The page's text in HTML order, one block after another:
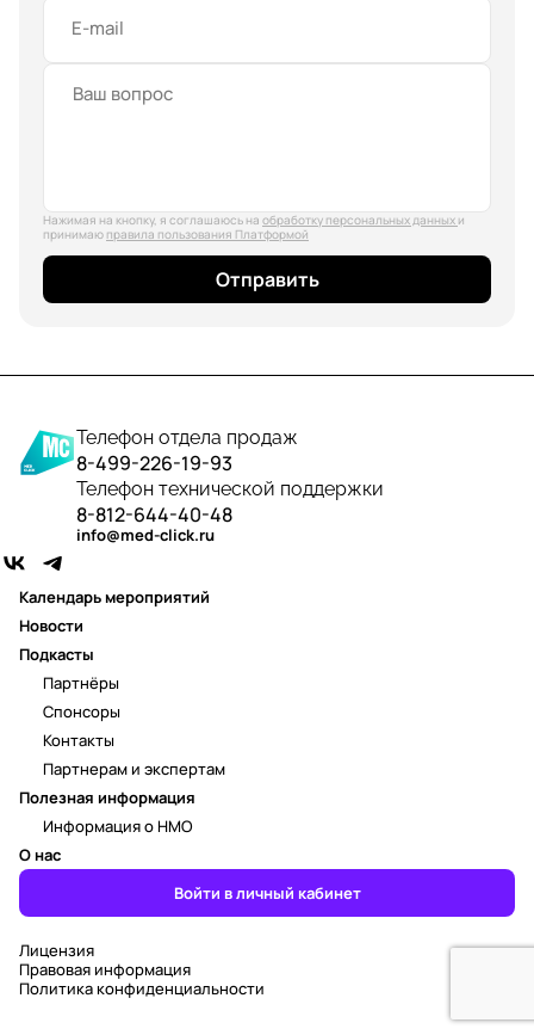
E-mail
Нажимая на кнопку, я соглашаюсь на обработку персональных данных и
принимаю правила пользования Платформой
Отправить
Телефон отдела продаж
8-499-226-19-93
Телефон технической поддержки
8-812-644-40-48
info@med-click.ru
Календарь мероприятий
Новости
Подкасты
Полезная информация
Информация о НМО
О нас
Партнёры
Спонсоры
Контакты
Партнерам и экспертам
Войти в личный кабинет
Лицензия
Правовая информация
Политика конфиденциальности